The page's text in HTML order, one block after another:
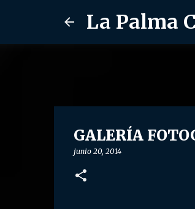
La Palma
GALERÍA
junio 20, 2014